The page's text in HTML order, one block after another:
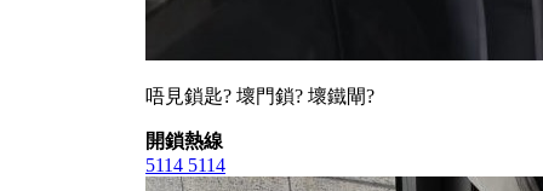
唔見鎖匙? 壞門鎖? 壞鐵閘?
開鎖熱線
5114 5114